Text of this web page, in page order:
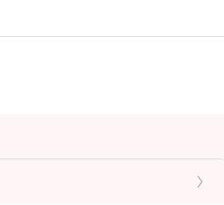
朋友一同用餐，Mama's Kitchen
Kitchen，您即可享受最高 5
美味體驗更加物超所值。立即預